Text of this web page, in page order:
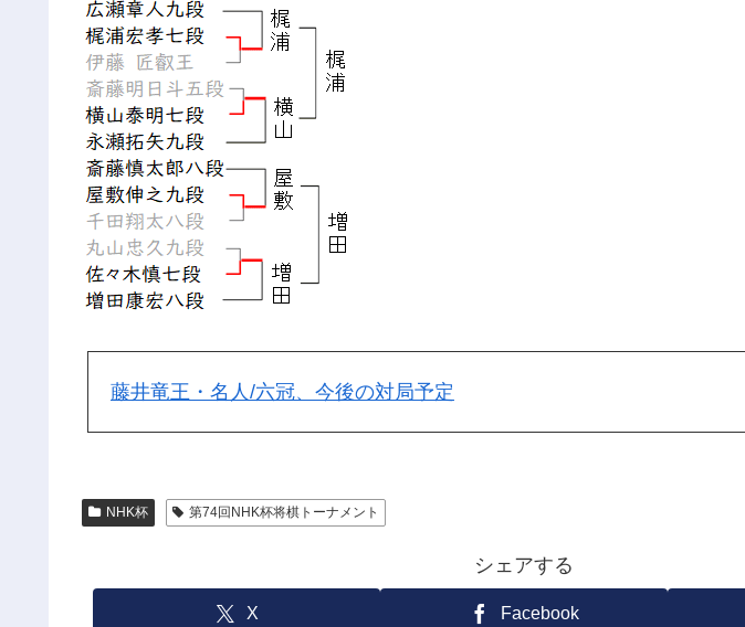
藤井竜王・名人/六冠、今後の対局予定
NHK杯 第74回NHK杯将棋トーナメント
シェアする
X Facebook